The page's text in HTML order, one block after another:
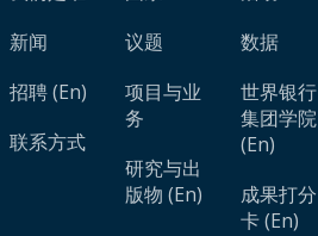
新闻
招聘 (En)
联系方式
议题
项目与业
务
研究与出
版物 (En)
数据
世界银行
集团学院
(En)
成果打分
卡 (En)